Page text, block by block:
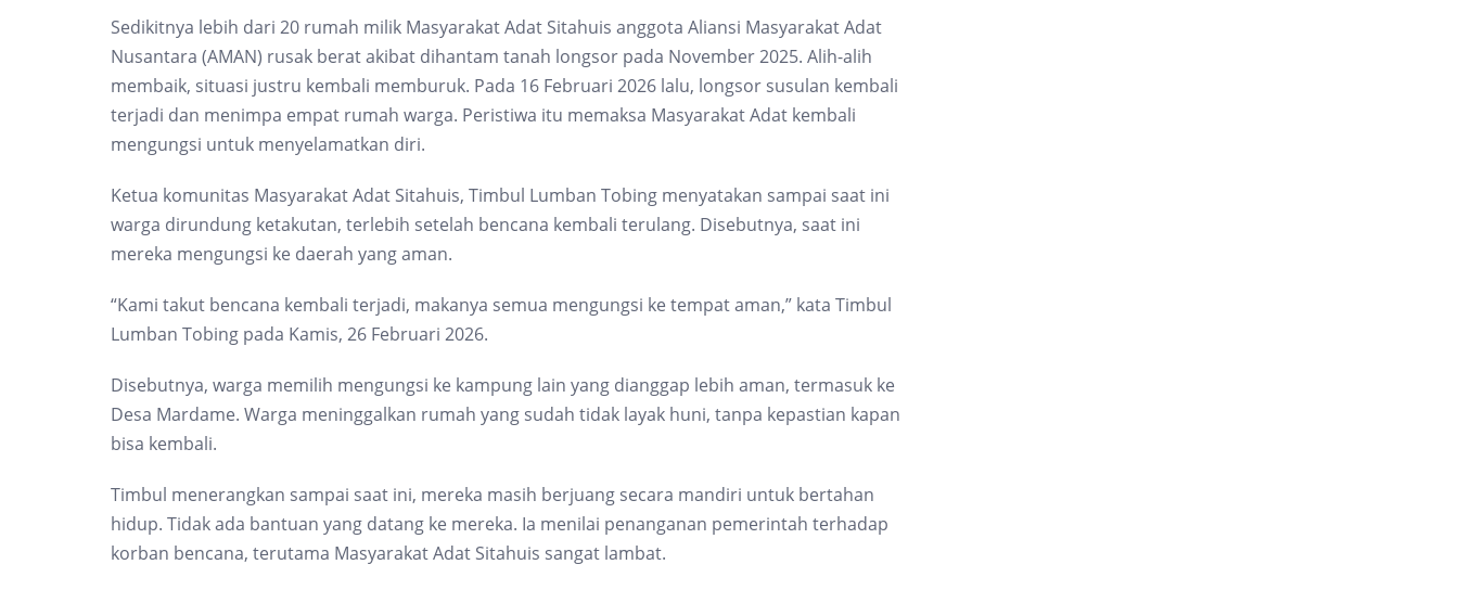
Sedikitnya lebih dari 20 rumah milik Masyarakat Adat Sitahuis anggota Aliansi Masyarakat Adat
Nusantara (AMAN) rusak berat akibat dihantam tanah longsor pada November 2025. Alih-alih
membaik, situasi justru kembali memburuk. Pada 16 Februari 2026 lalu, longsor susulan kembali
terjadi dan menimpa empat rumah warga. Peristiwa itu memaksa Masyarakat Adat kembali
mengungsi untuk menyelamatkan diri.
Ketua komunitas Masyarakat Adat Sitahuis, Timbul Lumban Tobing menyatakan sampai saat ini
warga dirundung ketakutan, terlebih setelah bencana kembali terulang. Disebutnya, saat ini
mereka mengungsi ke daerah yang aman.
“Kami takut bencana kembali terjadi, makanya semua mengungsi ke tempat aman,” kata Timbul
Lumban Tobing pada Kamis, 26 Februari 2026.
Disebutnya, warga memilih mengungsi ke kampung lain yang dianggap lebih aman, termasuk ke
Desa Mardame. Warga meninggalkan rumah yang sudah tidak layak huni, tanpa kepastian kapan
bisa kembali.
Timbul menerangkan sampai saat ini, mereka masih berjuang secara mandiri untuk bertahan
hidup. Tidak ada bantuan yang datang ke mereka. Ia menilai penanganan pemerintah terhadap
korban bencana, terutama Masyarakat Adat Sitahuis sangat lambat.